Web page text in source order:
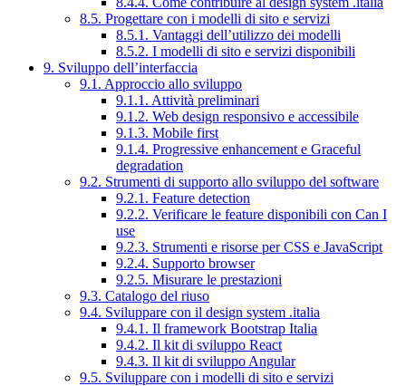
8.5. Progettare con i modelli di sito e servizi
8.5.1. Vantaggi dell’utilizzo dei modelli
8.5.2. I modelli di sito e servizi disponibili
9. Sviluppo dell’interfaccia
9.1. Approccio allo sviluppo
9.1.1. Attività preliminari
9.1.2. Web design responsivo e accessibile
9.1.3. Mobile first
9.1.4. Progressive enhancement e Graceful
degradation
9.2. Strumenti di supporto allo sviluppo del software
9.2.1. Feature detection
9.2.2. Verificare le feature disponibili con Can I
use
9.2.3. Strumenti e risorse per CSS e JavaScript
9.2.4. Supporto browser
9.2.5. Misurare le prestazioni
9.3. Catalogo del riuso
9.4. Sviluppare con il design system .italia
9.4.1. Il framework Bootstrap Italia
9.4.2. Il kit di sviluppo React
9.4.3. Il kit di sviluppo Angular
9.5. Sviluppare con i modelli di sito e servizi